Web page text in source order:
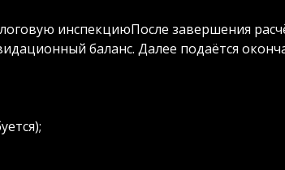
инспекциюПосле завершения
баланс. Далее подаётся